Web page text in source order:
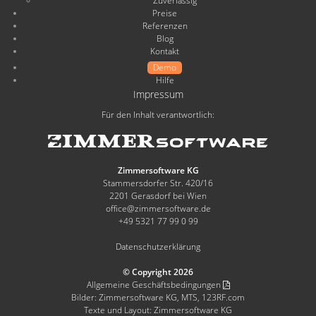
„Es gibt wohl keine andere
Hotelsoftware zu einem besseren
Preis-Leistungs-Verhältnis auf dem
Markt!“
Steuern, als sie kostet.“
Apartments Willibald
„Die Handhabung ist einfach, und
die Aufbereitung des Programms ist
hervorragend.“
Viktoria Grafeneder,
so sollte gute Software sein.“
„Logisch, sicher, preiswert!“
Hotel Raisch
Preise
Referenzen
Blog
Kontakt
Demo
Hilfe
Impressum
Für den Inhalt verantwortlich:
Zimmersoftware KG
Stammersdorfer Str. 420/16
2201 Gerasdorf bei Wien
office@zimmersoftware.de
+49 5321 77 99 0 99
Datenschutzerklärung
© Copyright 2026
Allgemeine Geschäftsbedingungen
Bilder: Zimmersoftware KG, MTS, 123RF.com
Texte und Layout: Zimmersoftware KG